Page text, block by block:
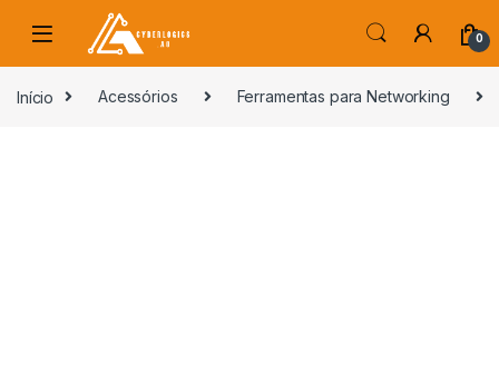
Skip to navigation
0
Início Acessórios Ferramentas para Networking